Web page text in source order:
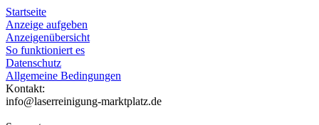
Startseite
Anzeige aufgeben
Anzeigenübersicht
So funktioniert es
Datenschutz
Allgemeine Bedingungen
Kontakt:
info@laserreinigung-marktplatz.de